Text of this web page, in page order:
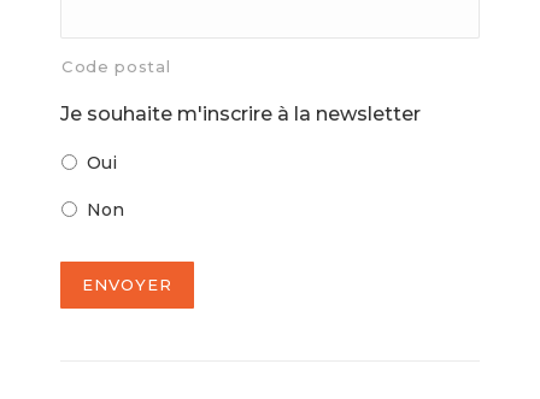
Code postal
Je souhaite m'inscrire à la newsletter
Oui
Non
ENVOYER